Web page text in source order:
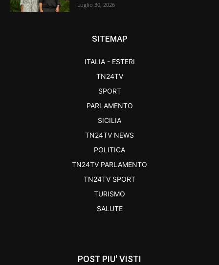
Luglio 30, 2026
SITEMAP
ITALIA - ESTERI
TN24TV
SPORT
PARLAMENTO
SICILIA
TN24TV NEWS
POLITICA
TN24TV PARLAMENTO
TN24TV SPORT
TURISMO
SALUTE
POST PIU' VISTI